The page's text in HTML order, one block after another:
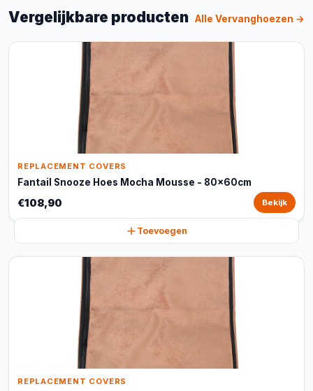
Vergelijkbare producten Alle Vervanghoezen →
REPLACEMENT COVERS
Fantail Snooze Hoes Mocha Mousse - 80x60cm
€108,90 Bekijk
Toevoegen
REPLACEMENT COVERS